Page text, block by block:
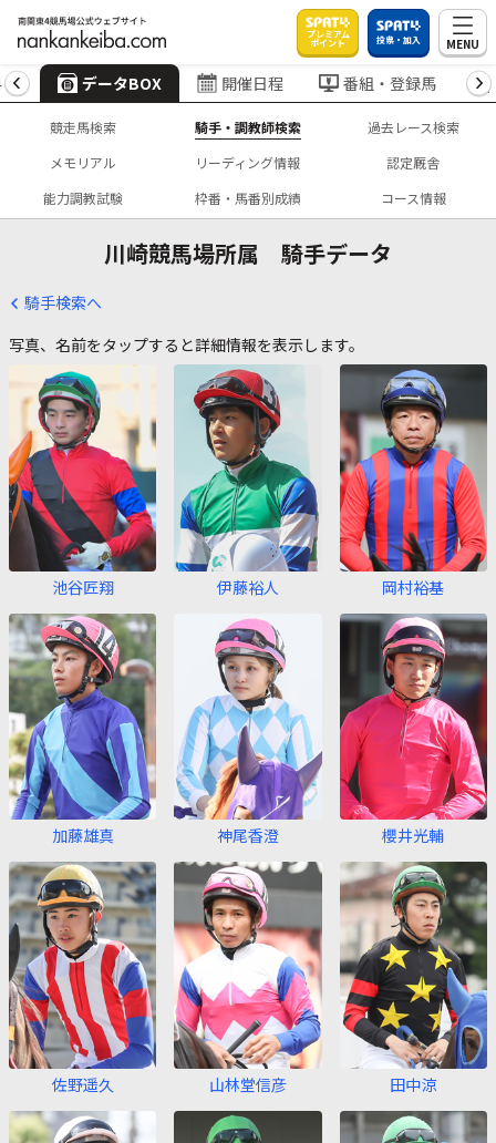
プレミアム
ポイント 投票・加入 MENU
データBOX 開催日程 番組・登録馬
競走馬検索 騎手・調教師検索
過去レース検索
メモリアル
リーディング情報
認定厩舎
能力調教試験
枠番・馬番別成績 コース情報
川崎競馬場所属 騎手データ
騎手検索へ
写真、名前をタップすると詳細情報を表示します。
池谷匠翔 伊藤裕人 岡村裕基
加藤雄真 神尾香澄 櫻井光輔
佐野遥久 山林堂信彦 田中涼